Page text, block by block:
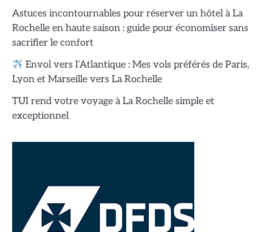
Astuces incontournables pour réserver un hôtel à La
Rochelle en haute saison : guide pour économiser sans
sacrifier le confort
Envol vers l’Atlantique : Mes vols préférés de Paris,
Lyon et Marseille vers La Rochelle
TUI rend votre voyage à La Rochelle simple et
exceptionnel